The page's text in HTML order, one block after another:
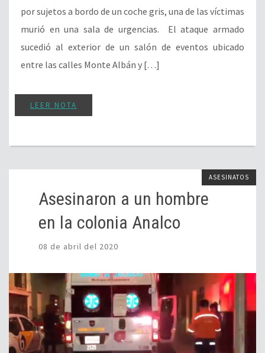
por sujetos a bordo de un coche gris, una de las víctimas
murió en una sala de urgencias. El ataque armado
sucedió al exterior de un salón de eventos ubicado
entre las calles Monte Albán y […]
LEER NOTA
ASESINATOS
Asesinaron a un hombre
en la colonia Analco
08 de abril del 2020